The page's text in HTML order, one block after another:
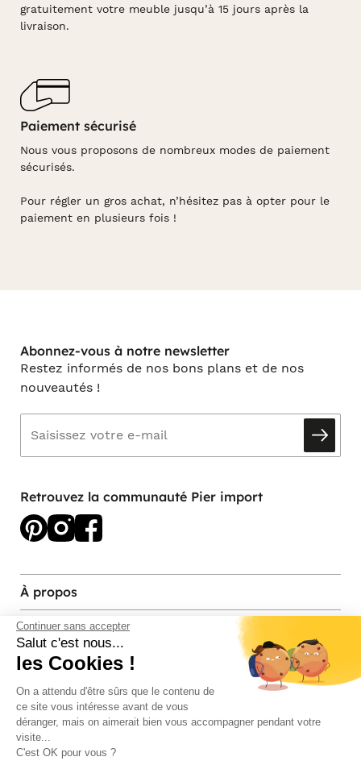
Continuer sans accepter
Salut c'est nous...
les Cookies !
On a attendu d'être sûrs que le contenu de
ce site vous intéresse avant de vous
déranger, mais on aimerait bien vous accompagner pendant votre
visite...
C'est OK pour vous ?
gratuitement votre meuble jusqu’à 15 jours après la
livraison.
Paiement sécurisé
Nous vous proposons de nombreux modes de paiement
sécurisés.
Pour régler un gros achat, n’hésitez pas à opter pour le
paiement en plusieurs fois !
Abonnez-vous à notre newsletter
Restez informés de nos bons plans et de nos
nouveautés !
Retrouvez la communauté Pier import
À propos
Services et contact
Magasins et Showrooms
Modes de paiement acceptés